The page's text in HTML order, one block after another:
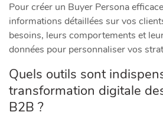
Pour créer un Buyer Persona
informations détaillées sur vos
besoins, leurs comportements et
données pour personnaliser vos
Quels outils sont
transformation digitale
B2B ?